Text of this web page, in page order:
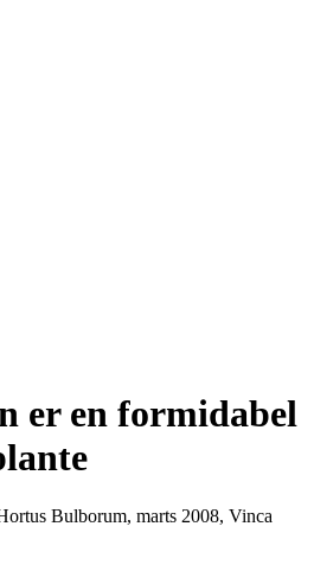
er en formidabel